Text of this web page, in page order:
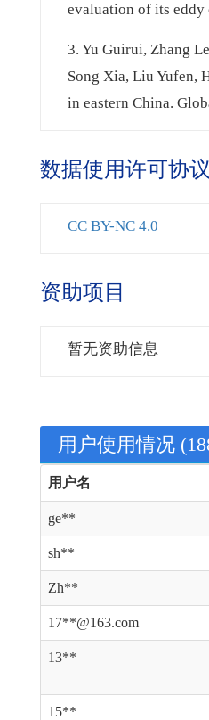
evaluation of its eddy
3. Yu Guirui, Zhang
Song Xia, Liu Yufen,
in eastern China.
数据使用许可协议
CC BY-NC 4.0
资助项目
暂无资助信息
用户使用情况
用户名
ge**
sh**
Zh**
17**@163.com
13**
15**